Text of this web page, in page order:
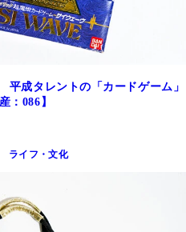
成タレントの「カードゲーム」
：086】
ライフ・文化